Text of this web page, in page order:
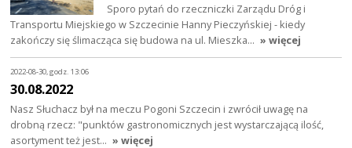
Sporo pytań do rzeczniczki Zarządu Dróg i
Transportu Miejskiego w Szczecinie Hanny Pieczyńskiej - kiedy
zakończy się ślimacząca się budowa na ul. Mieszka… » więcej
2022-08-30, godz. 13:06
30.08.2022
Nasz Słuchacz był na meczu Pogoni Szczecin i zwrócił uwagę na
drobną rzecz: "punktów gastronomicznych jest wystarczającą ilość,
asortyment też jest… » więcej